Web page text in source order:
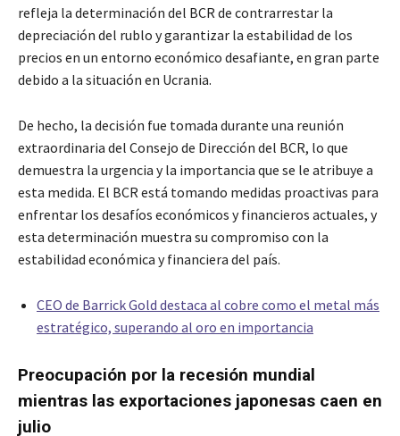
refleja la determinación del BCR de contrarrestar la
depreciación del rublo y garantizar la estabilidad de los
precios en un entorno económico desafiante, en gran parte
debido a la situación en Ucrania.
De hecho, la decisión fue tomada durante una reunión
extraordinaria del Consejo de Dirección del BCR, lo que
demuestra la urgencia y la importancia que se le atribuye a
esta medida. El BCR está tomando medidas proactivas para
enfrentar los desafíos económicos y financieros actuales, y
esta determinación muestra su compromiso con la
estabilidad económica y financiera del país.
CEO de Barrick Gold destaca al cobre como el metal más
estratégico, superando al oro en importancia
Preocupación por la recesión mundial
mientras las exportaciones japonesas caen en
julio